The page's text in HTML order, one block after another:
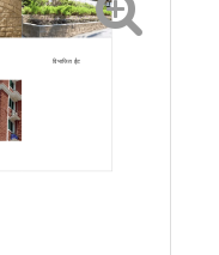
विभाजित ईंट